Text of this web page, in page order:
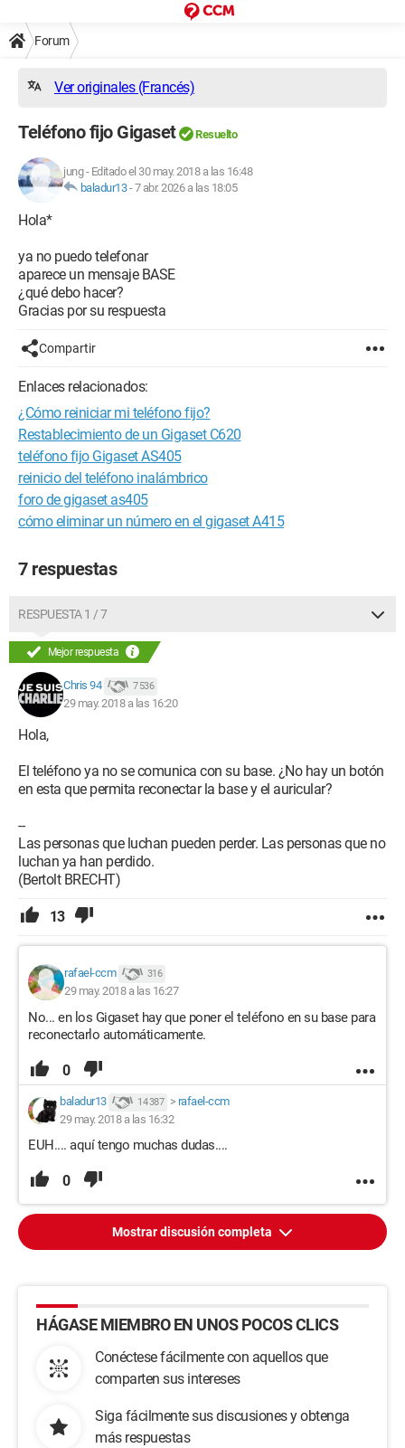
Forum
Ver originales (Francés)
Teléfono fijo Gigaset Resuelto
jung- Editado el 30 may. 2018 a las 16:48
baladur13-7 abr. 2026 a las 18:05
Hola*
ya no puedo telefonar
aparece un mensaje BASE
¿qué debo hacer?
Gracias por su respuesta
Compartir
Enlaces relacionados:
¿Cómo reiniciar mi teléfono fijo?
Restablecimiento de un Gigaset C620
teléfono fijo Gigaset AS405
reinicio del teléfono inalámbrico
foro de gigaset as405
cómo eliminar un número en el gigaset A415
7 respuestas
RESPUESTA 1 / 7
Mejor respuesta
Chris 94 7 536
29 may. 2018 a las 16:20
Hola,
El teléfono ya no se comunica con su base. ¿No hay un botón
en esta que permita reconectar la base y el auricular?
--
Las personas que luchan pueden perder. Las personas que no
luchan ya han perdido.
(Bertolt BRECHT)
13
rafael-ccm 316
29 may. 2018 a las 16:27
No... en los Gigaset hay que poner el teléfono en su base para
reconectarlo automáticamente.
0
baladur13 14 387 > rafael-ccm
29 may. 2018 a las 16:32
EUH.... aquí tengo muchas dudas....
0
Mostrar discusión completa
HÁGASE MIEMBRO EN UNOS POCOS CLICS
Conéctese fácilmente con aquellos que
comparten sus intereses
Siga fácilmente sus discusiones y obtenga
más respuestas